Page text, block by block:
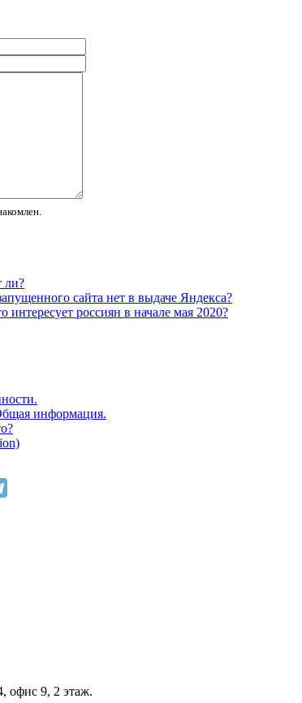
ли?
сайта нет в выдаче Яндекса?
россиян в начале мая 2020?
информация.
офис 9, 2 этаж.